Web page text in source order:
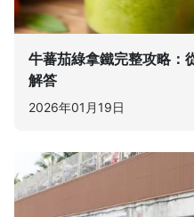
牛蕃茄綠拿鐵完整攻略：
解答
2026年01月19日